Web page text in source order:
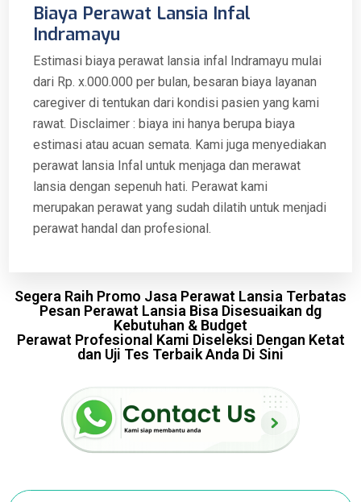
Biaya Perawat Lansia Infal
Indramayu
Estimasi biaya perawat lansia infal Indramayu mulai
dari Rp. x.000.000 per bulan, besaran biaya layanan
caregiver di tentukan dari kondisi pasien yang kami
rawat. Disclaimer : biaya ini hanya berupa biaya
estimasi atau acuan semata. Kami juga menyediakan
perawat lansia Infal untuk menjaga dan merawat
lansia dengan sepenuh hati. Perawat kami
merupakan perawat yang sudah dilatih untuk menjadi
perawat handal dan profesional.
Segera Raih Promo Jasa Perawat Lansia Terbatas
Pesan Perawat Lansia Bisa Disesuaikan dg
Kebutuhan & Budget
Perawat Profesional Kami Diseleksi Dengan Ketat
dan Uji Tes Terbaik Anda Di Sini